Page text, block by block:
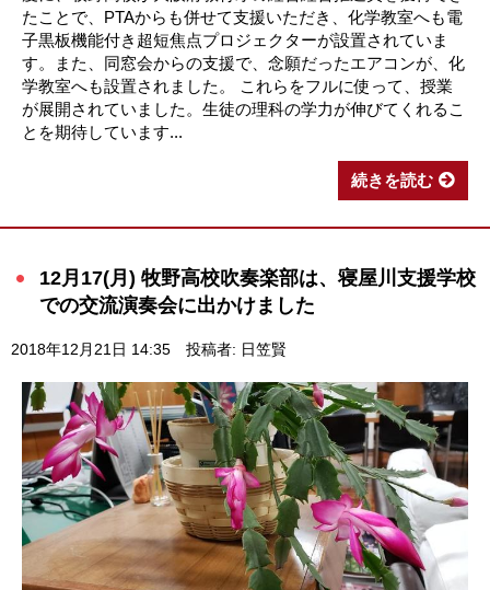
たことで、PTAからも併せて支援いただき、化学教室へも電
子黒板機能付き超短焦点プロジェクターが設置されていま
す。また、同窓会からの支援で、念願だったエアコンが、化
学教室へも設置されました。 これらをフルに使って、授業
が展開されていました。生徒の理科の学力が伸びてくれるこ
とを期待しています...
続きを読む
12月17(月) 牧野高校吹奏楽部は、寝屋川支援学校
での交流演奏会に出かけました
2018年12月21日 14:35 投稿者: 日笠賢